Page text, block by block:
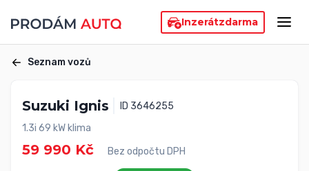
Inzerátzdarma
Seznam vozů
Suzuki Ignis
ID 3646255
1.3i 69 kW klima
59 990 Kč Bez odpočtu DPH